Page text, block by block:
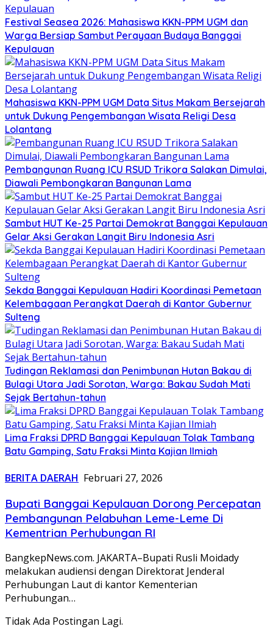
Festival Seasea 2026: Mahasiswa KKN-PPM UGM dan
Warga Bersiap Sambut Perayaan Budaya Banggai
Kepulauan
Mahasiswa KKN-PPM UGM Data Situs Makam Bersejarah
untuk Dukung Pengembangan Wisata Religi Desa
Lolantang
Pembangunan Ruang ICU RSUD Trikora Salakan Dimulai,
Diawali Pembongkaran Bangunan Lama
Sambut HUT Ke-25 Partai Demokrat Banggai Kepulauan
Gelar Aksi Gerakan Langit Biru Indonesia Asri
Sekda Banggai Kepulauan Hadiri Koordinasi Pemetaan
Kelembagaan Perangkat Daerah di Kantor Gubernur
Sulteng
Tudingan Reklamasi dan Penimbunan Hutan Bakau di
Bulagi Utara Jadi Sorotan, Warga: Bakau Sudah Mati
Sejak Bertahun-tahun
Lima Fraksi DPRD Banggai Kepulauan Tolak Tambang
Batu Gamping, Satu Fraksi Minta Kajian Ilmiah
BERITA DAERAH Februari 27, 2026
Bupati Banggai Kepulauan Dorong Percepatan
Pembangunan Pelabuhan Leme-Leme Di
Kementrian Perhubungan RI
BangkepNews.com. JAKARTA–Bupati Rusli Moidady
melakukan audiensi dengan Direktorat Jenderal
Perhubungan Laut di kantor Kementerian
Perhubungan…
Tidak Ada Postingan Lagi.